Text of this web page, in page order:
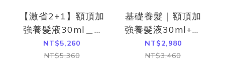
【激省2+1】額頂加
強養髮液30ml＿2
入組
NT$5,260
NT$5,360
基礎養髮｜額頂加
強養髮液30ml+正
矽酸補充包(30粒)
NT$2,980
NT$3,460